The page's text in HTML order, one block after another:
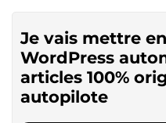
Je vais mettre
WordPress
articles 100%
autopilote